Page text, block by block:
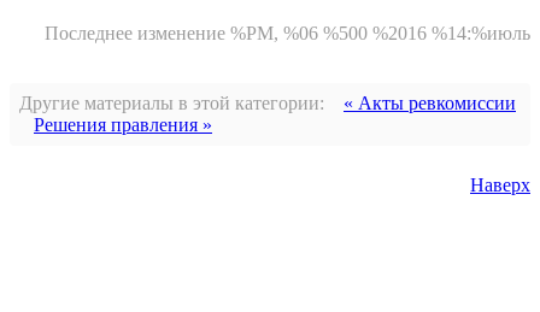
Последнее изменение %PM, %06 %500 %2016 %14:%июль
Другие материалы в этой категории:
« Акты ревкомиссии
Решения правления »
Наверх